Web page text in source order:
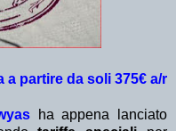
a partire da soli 375€ a/r
ha appena lanciato